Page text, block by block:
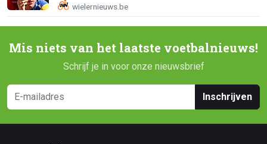
Mis niets van het laatste voetbalnieuws!
Schrijf je in voor onze nieuwsbrief
Inschrijven